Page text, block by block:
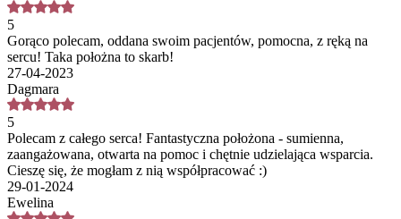
5
Gorąco polecam, oddana swoim pacjentów, pomocna, z ręką na
sercu! Taka położna to skarb!
27-04-2023
Dagmara
5
Polecam z całego serca! Fantastyczna położona - sumienna,
zaangażowana, otwarta na pomoc i chętnie udzielająca wsparcia.
Cieszę się, że mogłam z nią współpracować :)
29-01-2024
Ewelina